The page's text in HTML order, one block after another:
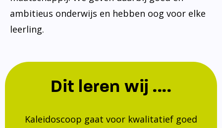
ambitieus onderwijs en hebben oog voor elke
leerling.
Dit leren wij ....
Kaleidoscoop gaat voor kwalitatief goed